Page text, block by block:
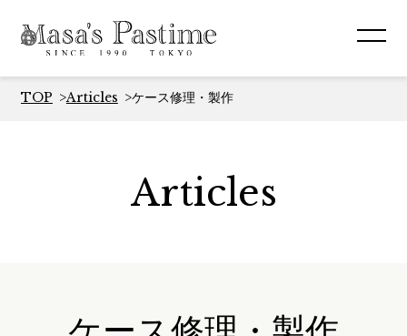
TOP Articles ケース修理・製作
Articles